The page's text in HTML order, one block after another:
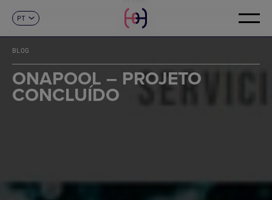
EN
FR
DE
IT
PT
CONTACTO
BLOG
ONAPOOL – PROJETO
CONCLUÍDO